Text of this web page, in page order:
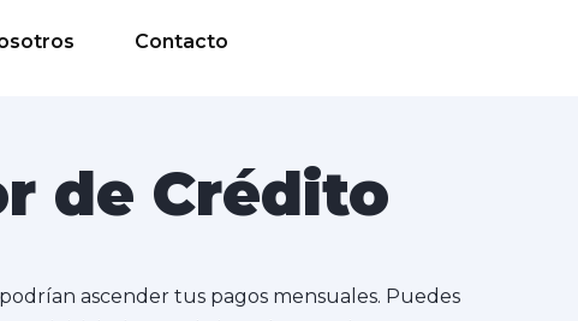
Contacto
de Crédito
ascender tus pagos mensuales. Puedes